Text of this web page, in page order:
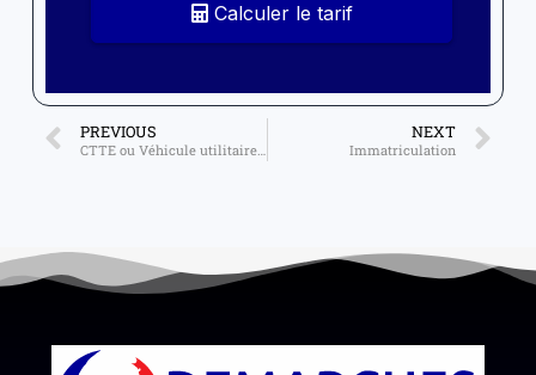
Calculer le tarif
PREVIOUS
CTTE ou Véhicule utilitaire / de société
NEXT
Immatriculation